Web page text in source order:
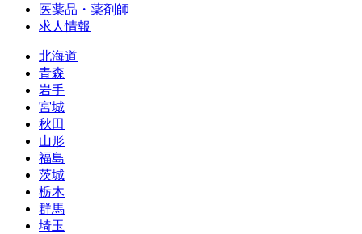
医薬品・薬剤師
求人情報
北海道
青森
岩手
宮城
秋田
山形
福島
茨城
栃木
群馬
埼玉